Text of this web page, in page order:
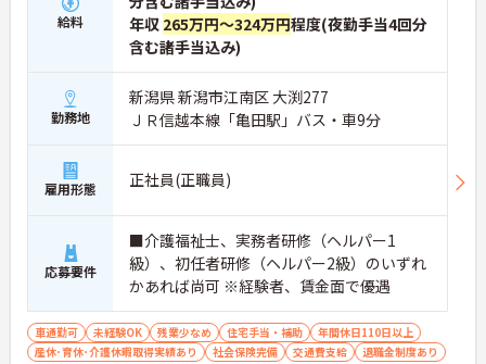
給料
年収 265万円～324万円程度(夜勤手当4回分
含む諸手当込み)
勤務地
新潟県 新潟市江南区 大渕277
ＪＲ信越本線「亀田駅」バス・車9分
雇用形態 正社員(正職員)
応募要件
■介護福祉士、実務者研修（ヘルパー1
級）、初任者研修（ヘルパー2級）のいずれ
かあれば尚可 ※経験者、賃金面で優遇
車通勤可 未経験OK 残業少なめ 住宅手当・補助
年間休日110日以上
産休･育休･介護休暇取得実績あり
社会保険完備 交通費支給 退職金制度あり